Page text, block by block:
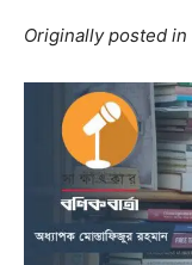
Originally posted in